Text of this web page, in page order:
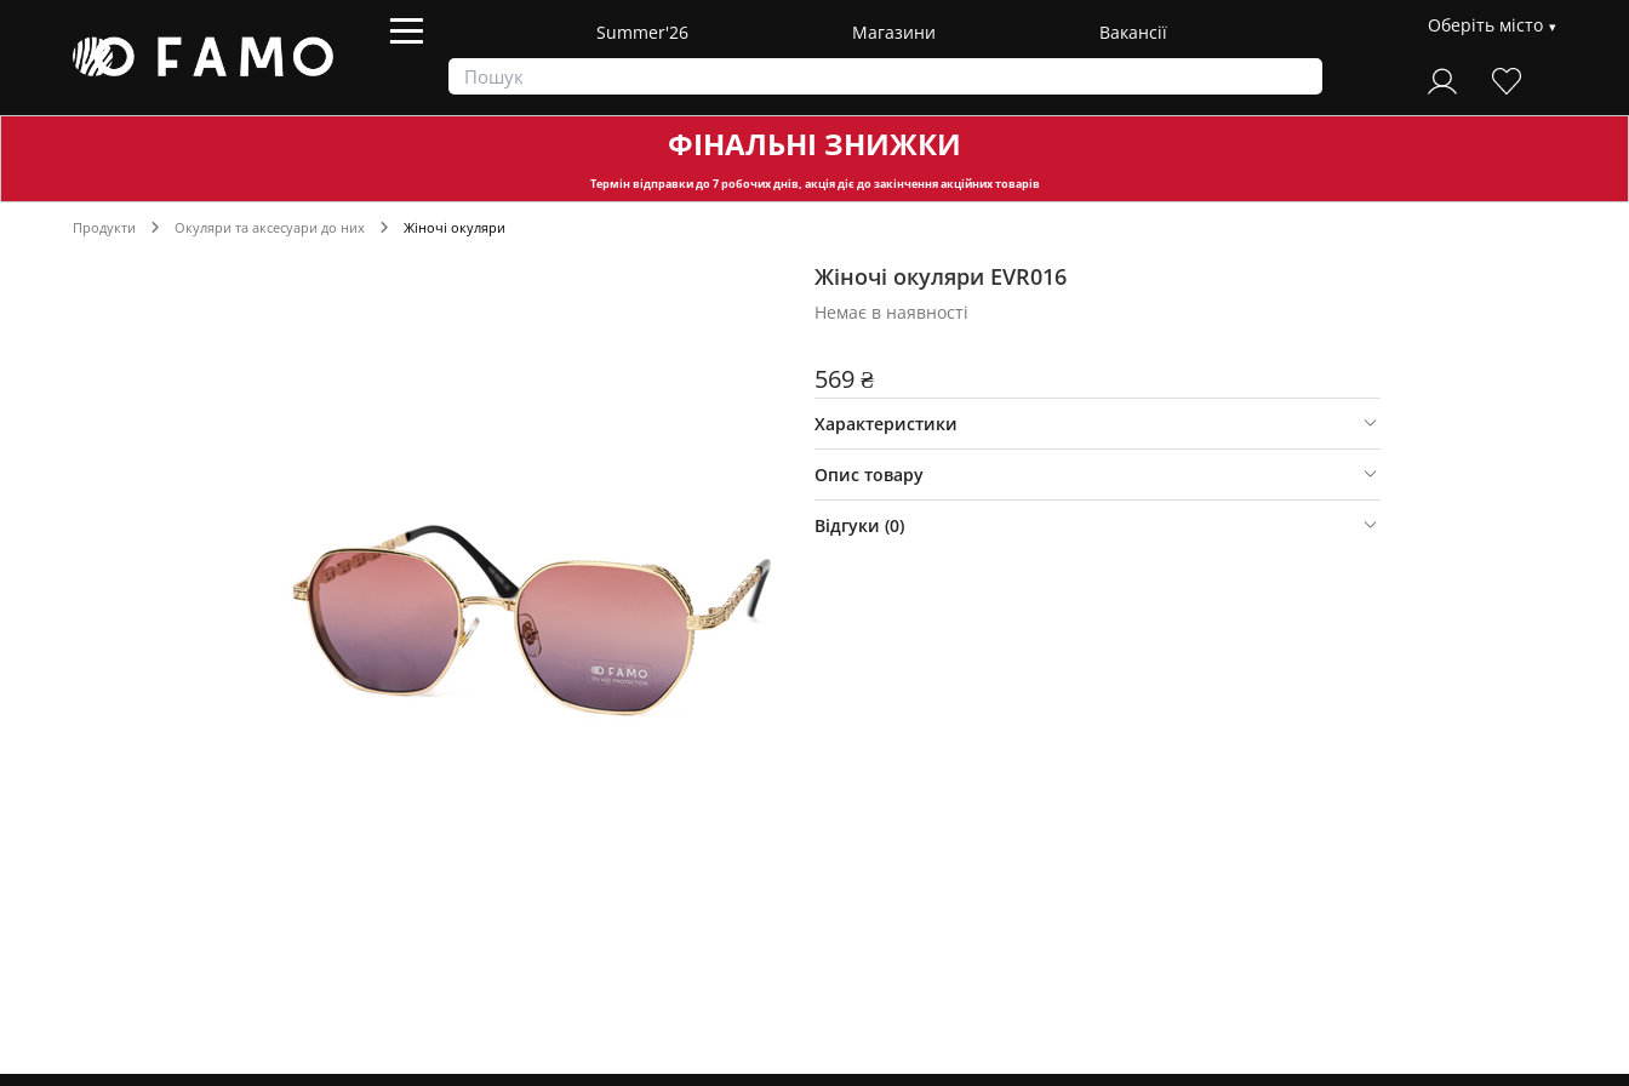
Summer'26 Магазини Вакансії Оберіть місто
ФІНАЛЬНІ ЗНИЖКИ
Термін відправкидо 7 робочих днів, акція діє до закінчення акційних товарів
Продукти Окуляри та аксесуари до них Жіночі окуляри
Жіночі окуляри EVR016
Немає в наявності
569 ₴
Характеристики
Опис товару
Відгуки (0)